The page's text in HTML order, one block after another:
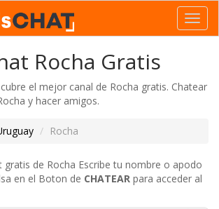
Rocha Gratis
el mejor canal de Rocha gratis. Chatear
y hacer amigos.
Rocha
gratis de Rocha Escribe tu nombre o apodo
en el Boton de CHATEAR para acceder al